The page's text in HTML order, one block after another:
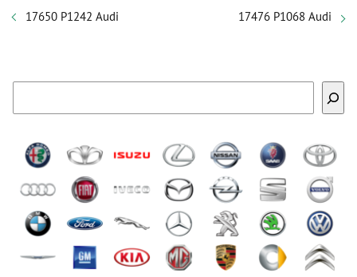
17650 P1242 Audi 17476 P1068 Audi